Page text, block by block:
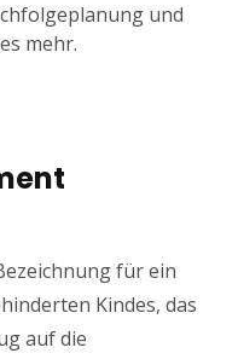
und
mehr.
für ein
Kindes, das
auf die